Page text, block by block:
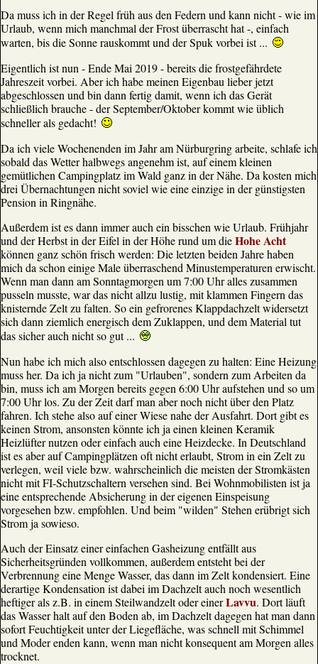
Da muss ich in der Regel früh aus den Federn und kann nicht - wie im
Urlaub, wenn mich manchmal der Frost überrascht hat -, einfach
warten, bis die Sonne rauskommt und der Spuk vorbei ist ...
Eigentlich ist nun - Ende Mai 2019 - bereits die frostgefährdete
Jahreszeit vorbei. Aber ich habe meinen Eigenbau lieber jetzt
abgeschlossen und bin dann fertig damit, wenn ich das Gerät
schließlich brauche - der September/Oktober kommt wie üblich
schneller als gedacht!
Da ich viele Wochenenden im Jahr am Nürburgring arbeite, schlafe ich
sobald das Wetter halbwegs angenehm ist, auf einem kleinen
gemütlichen Campingplatz im Wald ganz in der Nähe. Da kosten mich
drei Übernachtungen nicht soviel wie eine einzige in der günstigsten
Pension in Ringnähe.
Außerdem ist es dann immer auch ein bisschen wie Urlaub. Frühjahr
und der Herbst in der Eifel in der Höhe rund um dieHohe Acht
können ganz schön frisch werden: Die letzten beiden Jahre haben
mich da schon einige Male überraschend Minustemperaturen erwischt.
Wenn man dann am Sonntagmorgen um 7:00 Uhr alles zusammen
pusseln musste, war das nicht allzu lustig, mit klammen Fingern das
knisternde Zelt zu falten. So ein gefrorenes Klappdachzelt widersetzt
sich dann ziemlich energisch dem Zuklappen, und dem Material tut
das sicher auch nicht so gut ...
Nun habe ich mich also entschlossen dagegen zu halten: Eine Heizung
muss her. Da ich ja nicht zum "Urlauben", sondern zum Arbeiten da
bin, muss ich am Morgen bereits gegen 6:00 Uhr aufstehen und so um
7:00 Uhr los. Zu der Zeit darf man aber noch nicht über den Platz
fahren. Ich stehe also auf einer Wiese nahe der Ausfahrt. Dort gibt es
keinen Strom, ansonsten könnte ich ja einen kleinen Keramik
Heizlüfter nutzen oder einfach auch eine Heizdecke. In Deutschland
ist es aber auf Campingplätzen oft nicht erlaubt, Strom in ein Zelt zu
verlegen, weil viele bzw. wahrscheinlich die meisten der Stromkästen
nicht mit FI-Schutzschaltern versehen sind. Bei Wohnmobilisten ist ja
eine entsprechende Absicherung in der eigenen Einspeisung
vorgesehen bzw. empfohlen. Und beim "wilden" Stehen erübrigt sich
Strom ja sowieso.
Auch der Einsatz einer einfachen Gasheizung entfällt aus
Sicherheitsgründen vollkommen, außerdem entsteht bei der
Verbrennung eine Menge Wasser, das dann im Zelt kondensiert. Eine
derartige Kondensation ist dabei im Dachzelt auch noch wesentlich
heftiger als z.B. in einem Steilwandzelt oder einerLavvu. Dort läuft
das Wasser halt auf den Boden ab, im Dachzelt dagegen hat man dann
sofort Feuchtigkeit unter der Liegefläche, was schnell mit Schimmel
und Moder enden kann, wenn man nicht konsequent am Morgen alles
trocknet.